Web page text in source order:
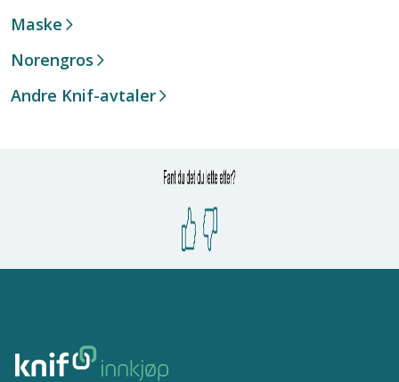
Maske
Norengros
Andre Knif-avtaler